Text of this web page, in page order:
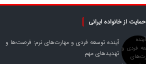
حمایت از خانواده ایرانی
آینده توسعه فردی و مهارت‌های نرم: فرصت‌ها و
تهدیدهای مهم